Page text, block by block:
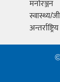
मनोरञ्जन
स्वास्थ्य/
अन्तर्राष्ट्रिय